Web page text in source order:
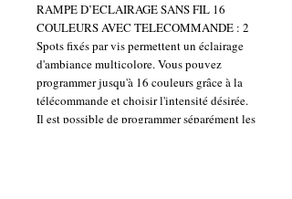
RAMPE D’ECLAIRAGE SANS FIL 16
COULEURS AVEC TELECOMMANDE : 2
Spots fixés par vis permettent un éclairage
d'ambiance multicolore. Vous pouvez
programmer jusqu'à 16 couleurs grâce à la
télécommande et choisir l'intensité désirée.
Il est possible de programmer séparément les